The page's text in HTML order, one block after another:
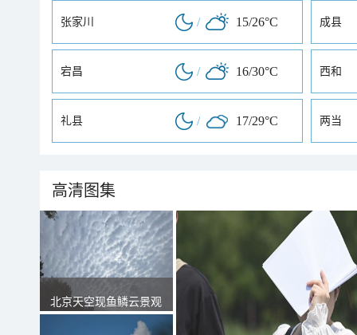
张家川 / 15/26°C 成县
宕昌 / 16/30°C 西和
礼县 / 17/29°C 两当
高清图集
北京天空现鱼鳞云景观